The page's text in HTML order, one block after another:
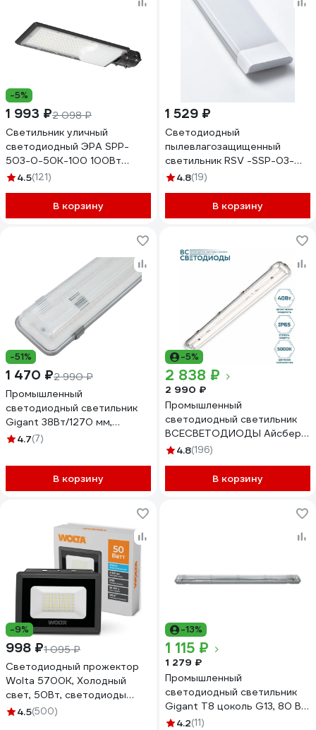
-5%
1 993 ₽2 098 ₽
Светильник уличный
светодиодный ЭРА SPP-
503-0-50K-100 100Вт
5000К IP65 КСС Ш
4.5(121)
В корзину
1 529 ₽
Светодиодный
пылевлагозащищенный
светильник RSV -SSP-03-
60W-6500K-IP65 100109
4.8(19)
В корзину
-51%
1 470 ₽2 990 ₽
Промышленный
светодиодный светильник
Gigant 38Вт/1270 мм,
5000Лм Прозрачный IP65
4.7(7)
В корзину
-5%
2 838 ₽
2 990 ₽
Промышленный
светодиодный светильник
ВСЕСВЕТОДИОДЫ Айсберг
40W, 5250 Lm, IP 65, 220V,
4.8(196)
В корзину
-9%
998 ₽1 095 ₽
Светодиодный прожектор
Wolta 5700K, Холодный
свет, 50Вт, светодиоды
SMD, IP65, цвет серый WFL-
4.5(500)
-13%
1 115 ₽
1 279 ₽
Промышленный
светодиодный светильник
Gigant T8 цоколь G13, 80 Вт
(2х40) IP65/1273 мм (без
4.2(11)